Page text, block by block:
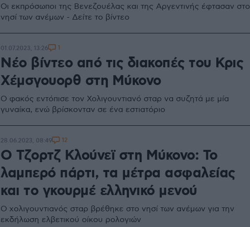
Οι εκπρόσωποι της Βενεζουέλας και της Αργεντινής έφτασαν στο
νησί των ανέμων - Δείτε το βίντεο
Νέο βίντεο από τις διακοπές του Κρις
Χέμσγουορθ στη Μύκονο
Ο φακός εντόπισε τον Χολιγουντιανό σταρ να συζητά με μία
γυναίκα, ενώ βρίσκονταν σε ένα εστιατόριο
01.07.2023, 13:26 1
Ο Τζορτζ Κλούνεϊ στη Μύκονο: Το
λαμπερό πάρτι, τα μέτρα ασφαλείας
και το γκουρμέ ελληνικό μενού
Ο χολιγουντιανός σταρ βρέθηκε στο νησί των ανέμων για την
εκδήλωση ελβετικού οίκου ρολογιών
28.06.2023, 08:49 12